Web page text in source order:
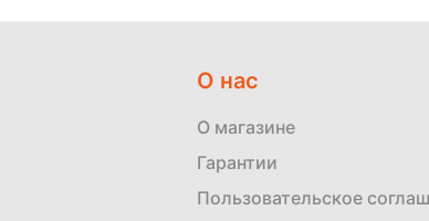
О нас
О магазине
Гарантии
Пользовательское